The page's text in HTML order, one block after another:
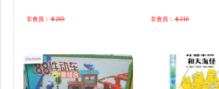
非會員：＄205 非會員： ＄210